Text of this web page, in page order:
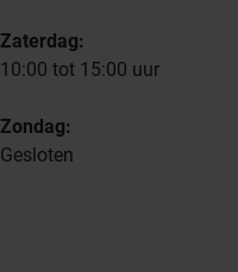
Zaterdag:
10:00 tot 15:00 uur
Zondag:
Gesloten